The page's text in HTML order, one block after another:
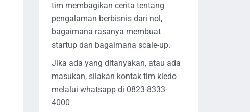
tim membagikan cerita tentang
pengalaman berbisnis dari nol,
bagaimana rasanya membuat
startup dan bagaimana scale-up.
Jika ada yang ditanyakan, atau ada
masukan, silakan kontak tim kledo
melalui whatsapp di 0823-8333-
4000